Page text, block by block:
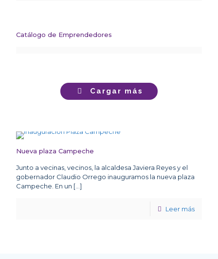
Catálogo de Emprendedores
Cargar más
Nueva plaza Campeche
Junto a vecinas, vecinos, la alcaldesa Javiera Reyes y el
gobernador Claudio Orrego inauguramos la nueva plaza
Campeche. En un […]
Leer más